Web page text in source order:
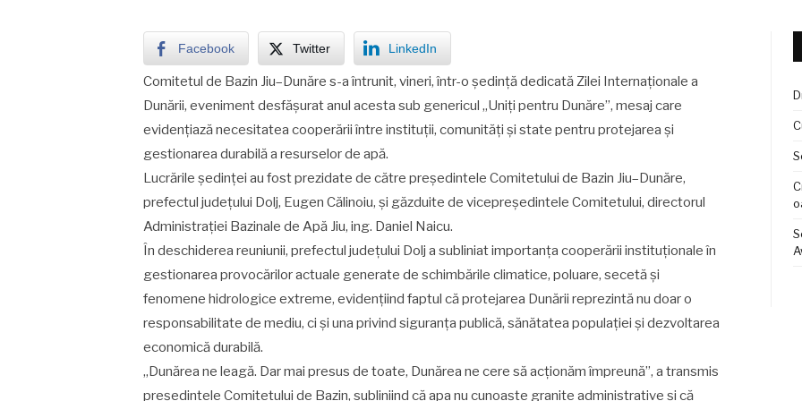
Facebook Twitter LinkedIn
Comitetul de Bazin Jiu–Dunăre s-a întrunit, vineri, într-o ședință dedicată Zilei Internaționale a
Dunării, eveniment desfășurat anul acesta sub genericul „Uniți pentru Dunăre”, mesaj care
evidențiază necesitatea cooperării între instituții, comunități și state pentru protejarea și
gestionarea durabilă a resurselor de apă.
Lucrările ședinței au fost prezidate de către președintele Comitetului de Bazin Jiu–Dunăre,
prefectul județului Dolj, Eugen Călinoiu, și găzduite de vicepreședintele Comitetului, directorul
Administrației Bazinale de Apă Jiu, ing. Daniel Naicu.
În deschiderea reuniunii, prefectul județului Dolj a subliniat importanța cooperării instituționale în
gestionarea provocărilor actuale generate de schimbările climatice, poluare, secetă și
fenomene hidrologice extreme, evidențiind faptul că protejarea Dunării reprezintă nu doar o
responsabilitate de mediu, ci și una privind siguranța publică, sănătatea populației și dezvoltarea
economică durabilă.
„Dunărea ne leagă. Dar mai presus de toate, Dunărea ne cere să acționăm împreună”, a transmis
președintele Comitetului de Bazin, subliniind că apa nu cunoaște granițe administrative și că